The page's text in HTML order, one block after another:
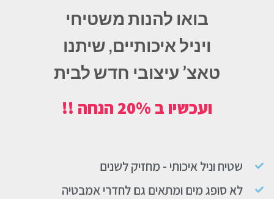
בואו להנות משטיחי
ויניל איכותיים, שיתנו
טאצ’ עיצובי חדש לבית
ועכשיו ב 20% הנחה !!
שטיח וניל איכותי - מחזיק לשנים
לא סופג מים ומתאים גם לחדרי אמבטיה